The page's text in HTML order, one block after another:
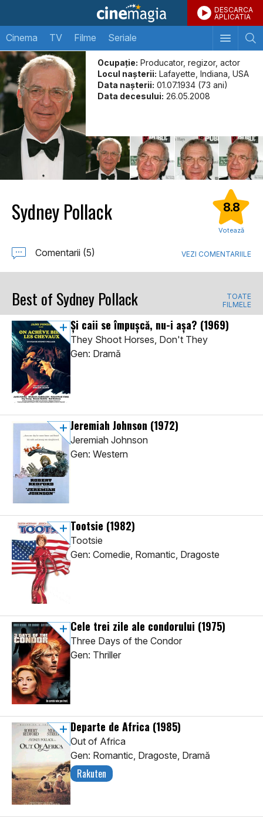
DESCARCA
APLICATIA
Cinema TV Filme Seriale
Ocupație: Producator, regizor, actor
Locul naşterii: Lafayette, Indiana, USA
Data naşterii: 01.07.1934 (73 ani)
Data decesului: 26.05.2008
Sydney Pollack 8.8
Votează
Comentarii (5) VEZI COMENTARIILE
Best of Sydney Pollack
TOATE
FILMELE
Și caii se împușcă, nu-i așa? (1969)
They Shoot Horses, Don't They
Gen: Dramă
Jeremiah Johnson (1972)
Jeremiah Johnson
Gen: Western
Tootsie (1982)
Tootsie
Gen: Comedie, Romantic, Dragoste
Cele trei zile ale condorului (1975)
Three Days of the Condor
Gen: Thriller
Departe de Africa (1985)
Out of Africa
Gen: Romantic, Dragoste, Dramă
Rakuten